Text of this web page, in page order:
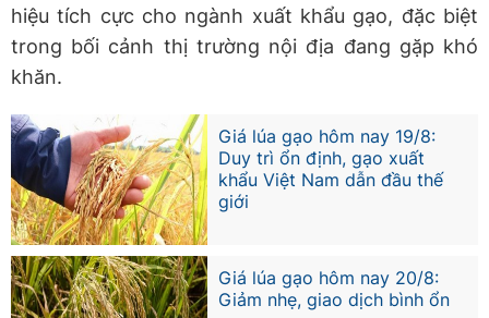
hiệu tích cực cho ngành xuất khẩu gạo, đặc biệt
trong bối cảnh thị trường nội địa đang gặp khó
khăn.
Giá lúa gạo hôm nay 19/8:
Duy trì ổn định, gạo xuất
khẩu Việt Nam dẫn đầu thế
giới
Giá lúa gạo hôm nay 20/8:
Giảm nhẹ, giao dịch bình ổn